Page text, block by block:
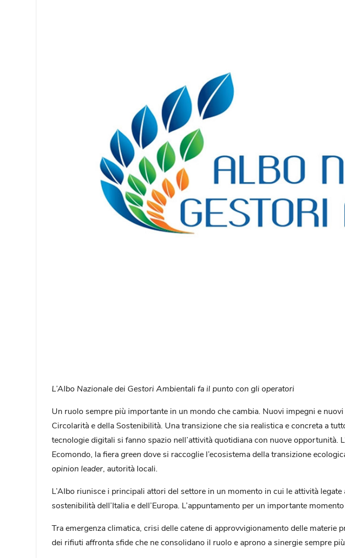
L’Albo Nazionale dei Gestori Ambientali fa il punto con gli operatori
Un ruolo sempre più importante in un mondo che cambia. Nuovi impegni e
Circolarità e della Sostenibilità. Una transizione che sia realistica e concreta a
tecnologie digitali si fanno spazio nell’attività quotidiana con nuove
Ecomondo, la fieragreen dove si raccoglie l’ecosistema della transizione
opinion leader , autorità locali.
L’Albo riunisce i principali attori del settore in un momento in cui le attività
sostenibilità dell’Italia e dell’Europa. L’appuntamento per un importante
Tra emergenza climatica, crisi delle catene di approvvigionamento delle
dei rifiuti affronta sfide che ne consolidano il ruolo e aprono a sinergie sempre